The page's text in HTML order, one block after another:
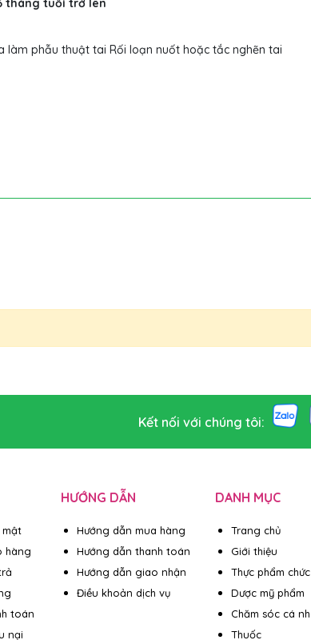
tháng tuổi trở lên
làm phẫu thuật tai Rối loạn nuốt hoặc tắc nghẽn tai
Kết nối với chúng tôi:
mật
hàng
toán
nại
HƯỚNG DẪN
Hướng dẫn mua hàng
Hướng dẫn thanh toán
Hướng dẫn giao nhận
Điều khoản dịch vụ
DANH MỤC
Trang chủ
Giới thiệu
Thực phẩm
Dược mỹ phẩm
Chăm sóc cá
Thuốc